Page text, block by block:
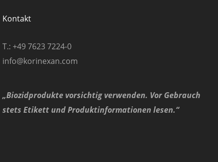
Kontakt
T.: +49 7623 7224-0
info@korinexan.com
„Biozidprodukte vorsichtig verwenden. Vor Gebrauch
stets Etikett und Produktinformationen lesen.“